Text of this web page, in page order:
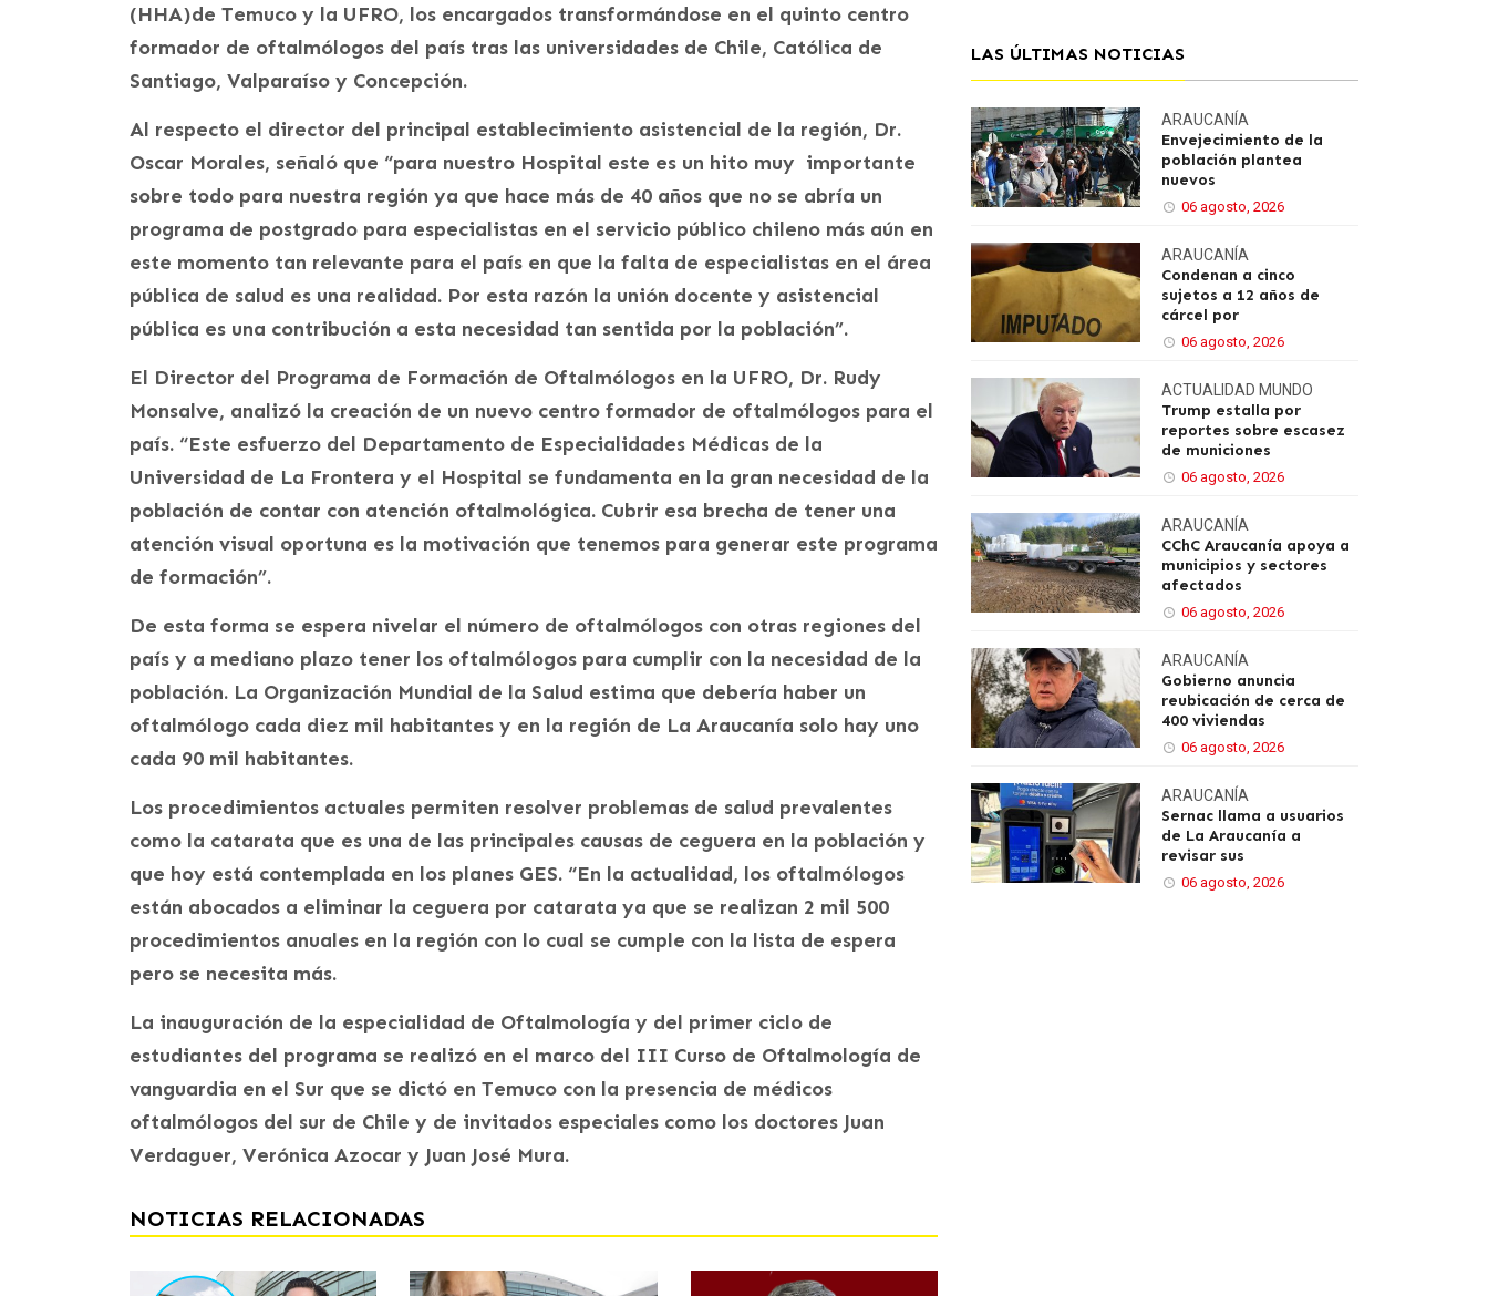
(HHA)de Temuco y la UFRO, los encargados transformándose en el quinto centro
formador de oftalmólogos del país tras las universidades de Chile, Católica de
Santiago, Valparaíso y Concepción.
Al respecto el director del principal establecimiento asistencial de la región, Dr.
Oscar Morales, señaló que “para nuestro Hospital este es un hito muy importante
sobre todo para nuestra región ya que hace más de 40 años que no se abría un
programa de postgrado para especialistas en el servicio público chileno más aún en
este momento tan relevante para el país en que la falta de especialistas en el área
pública de salud es una realidad. Por esta razón la unión docente y asistencial
pública es una contribución a esta necesidad tan sentida por la población”.
El Director del Programa de Formación de Oftalmólogos en la UFRO, Dr. Rudy
Monsalve, analizó la creación de un nuevo centro formador de oftalmólogos para el
país. “Este esfuerzo del Departamento de Especialidades Médicas de la
Universidad de La Frontera y el Hospital se fundamenta en la gran necesidad de la
población de contar con atención oftalmológica. Cubrir esa brecha de tener una
atención visual oportuna es la motivación que tenemos para generar este programa
de formación”.
De esta forma se espera nivelar el número de oftalmólogos con otras regiones del
país y a mediano plazo tener los oftalmólogos para cumplir con la necesidad de la
población. La Organización Mundial de la Salud estima que debería haber un
oftalmólogo cada diez mil habitantes y en la región de La Araucanía solo hay uno
cada 90 mil habitantes.
Los procedimientos actuales permiten resolver problemas de salud prevalentes
como la catarata que es una de las principales causas de ceguera en la población y
que hoy está contemplada en los planes GES. “En la actualidad, los oftalmólogos
están abocados a eliminar la ceguera por catarata ya que se realizan 2 mil 500
procedimientos anuales en la región con lo cual se cumple con la lista de espera
pero se necesita más.
La inauguración de la especialidad de Oftalmología y del primer ciclo de
estudiantes del programa se realizó en el marco del III Curso de Oftalmología de
vanguardia en el Sur que se dictó en Temuco con la presencia de médicos
oftalmólogos del sur de Chile y de invitados especiales como los doctores Juan
Verdaguer, Verónica Azocar y Juan José Mura.
NOTICIAS RELACIONADAS
LAS ÚLTIMAS NOTICIAS
ARAUCANÍA
Envejecimiento de la
población plantea
nuevos
06 agosto, 2026
ARAUCANÍA
Condenan a cinco
sujetos a 12 años de
cárcel por
06 agosto, 2026
ACTUALIDAD MUNDO
Trump estalla por
reportes sobre escasez
de municiones
06 agosto, 2026
ARAUCANÍA
CChC Araucanía apoya a
municipios y sectores
afectados
06 agosto, 2026
ARAUCANÍA
Gobierno anuncia
reubicación de cerca de
400 viviendas
06 agosto, 2026
ARAUCANÍA
Sernac llama a usuarios
de La Araucanía a
revisar sus
06 agosto, 2026